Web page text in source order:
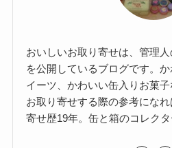
おいしいお取り寄せは、管理
を公開しているブログです。
イーツ、かわいい缶入りお菓子
お取り寄せする際の参考にな
寄せ歴19年。缶と箱のコレクタ